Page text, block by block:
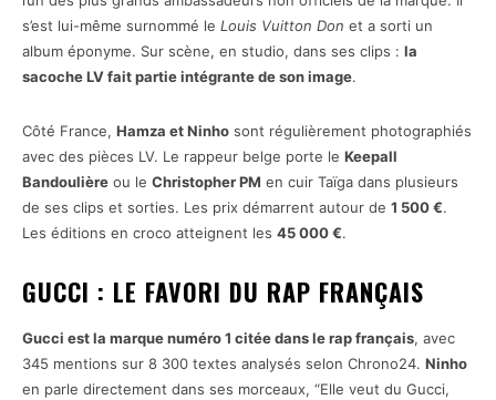
s’est lui-même surnommé le Louis Vuitton Don et a sorti un
album éponyme. Sur scène, en studio, dans ses clips : la
sacoche LV fait partie intégrante de son image.
Côté France, Hamza et Ninho sont régulièrement photographiés
avec des pièces LV. Le rappeur belge porte le Keepall
Bandoulière ou le Christopher PM en cuir Taïga dans plusieurs
de ses clips et sorties. Les prix démarrent autour de 1 500 €.
Les éditions en croco atteignent les 45 000 €.
GUCCI : LE FAVORI DU RAP FRANÇAIS
Gucci est la marque numéro 1 citée dans le rap français, avec
345 mentions sur 8 300 textes analysés selon Chrono24. Ninho
en parle directement dans ses morceaux, “Elle veut du Gucci,